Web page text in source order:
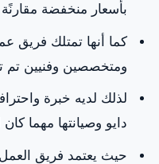
بأسعار منخفضة
كما أنها تمتلك فريق
ومتخصصين وفنيين تم
لذلك لديه خبرة
دايو وصيانتها مهما
حيث يعتمد فريق